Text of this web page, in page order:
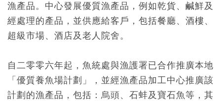
漁產品。中心發展優質漁產品，例如乾貨、鹹鮮及
經處理的產品，並供應給客戶，包括餐廳、酒樓、
超級市場、酒店及老人院舍。
自二零零六年起，魚統處與漁護署已合作推廣本地
「優質養魚場計劃」，並經漁產品加工中心推廣該
計劃 的漁產品，包括：烏頭、石蚌及寶石魚等，其